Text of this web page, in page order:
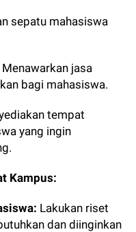
sepatu mahasiswa
Menawarkan jasa
bagi mahasiswa.
tempat
yang ingin
Kampus:
Lakukan riset
dan diinginkan